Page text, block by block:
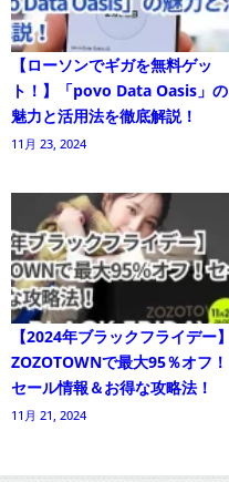
【ローソンでギガを無料ゲッ
ト！】「povo Data Oasis」の
魅力と活用法を徹底解説！
11月 23, 2024
【2024年ブラックフライデー】
ZOZOTOWNで最大95％オフ！
セール情報＆お得な攻略法！
11月 21, 2024